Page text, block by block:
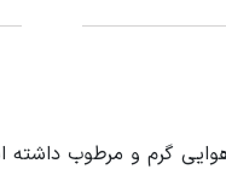
گرم و مرطوب داشته